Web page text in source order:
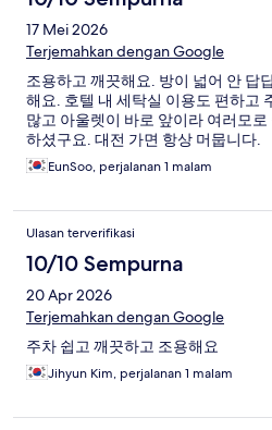
17 Mei 2026
Terjemahkan dengan Google
조용하고 깨끗해요. 방이 넓어 안 답
해요. 호텔 내 세탁실 이용도 편하고
많고 아울렛이 바로 앞이라 여러모
하셨구요. 대전 가면 항상 머뭅니다.
EunSoo, perjalanan 1 malam
Ulasan terverifikasi
10/10 Sempurna
20 Apr 2026
Terjemahkan dengan Google
주차 쉽고 깨끗하고 조용해요
Jihyun Kim, perjalanan 1 malam